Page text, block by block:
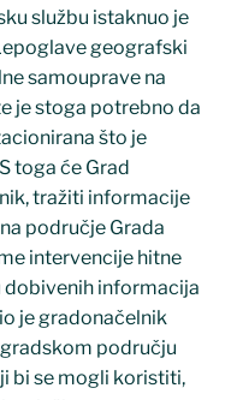
službu istaknuo je
geografski
samouprave na
je stoga potrebno da
što je
toga će Grad
tražiti informacije
područje Grada
intervencije hitne
dobivenih informacija
je gradonačelnik
području
bi se mogli koristiti,